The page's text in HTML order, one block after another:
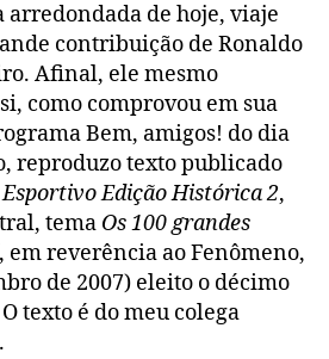
arredondada de hoje, viaje
contribuição de Ronaldo
Afinal, ele mesmo
como comprovou em sua
Bem, amigos! do dia
reproduzo texto publicado
Edição Histórica 2,
tema Os 100 grandes
, em reverência ao Fenômeno,
de 2007) eleito o décimo
texto é do meu colega